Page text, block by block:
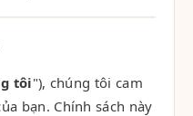
tôi"), chúng tôi cam
bạn. Chính sách này